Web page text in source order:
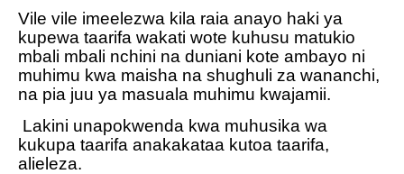
Vile vile imeelezwa kila raia anayo haki ya
kupewa taarifa wakati wote kuhusu matukio
mbali mbali nchini na duniani kote ambayo ni
muhimu kwa maisha na shughuli za wananchi,
na pia juu ya masuala muhimu kwajamii.
Lakini unapokwenda kwa muhusika wa
kukupa taarifa anakakataa kutoa taarifa,
alieleza.